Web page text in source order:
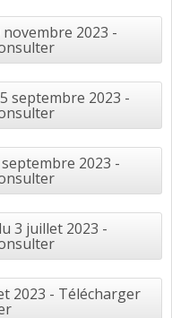
2023 -
septembre 2023 -
2023 -
3 juillet 2023 -
2023 - Télécharger